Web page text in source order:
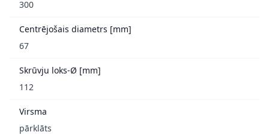
300
Centrējošais diametrs [mm]
67
Skrūvju loks-Ø [mm]
112
Virsma
pārklāts